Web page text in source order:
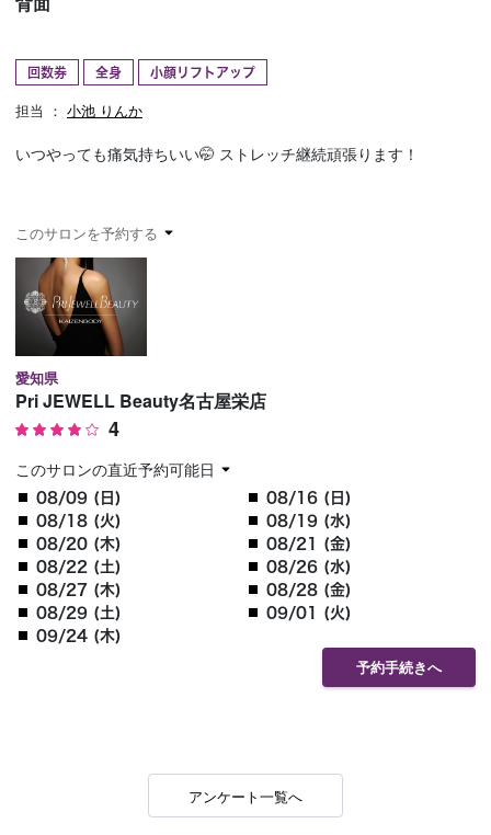
回数券 全身 小顔リフトアップ
担当 ： 小池 りんか
いつやっても痛気持ちいい🤭 ストレッチ継続頑張ります！
このサロンを予約する
愛知県
Pri JEWELL Beauty名古屋栄店
4
このサロンの直近予約可能日
08/09 (日)
08/16 (日)
08/18 (火)
08/19 (水)
08/20 (木)
08/21 (金)
08/22 (土)
08/26 (水)
08/27 (木)
08/28 (金)
08/29 (土)
09/01 (火)
09/24 (木)
予約手続きへ
アンケート一覧へ